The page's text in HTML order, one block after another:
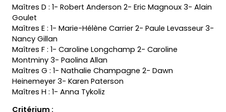
Maîtres D : 1- Robert Anderson 2- Eric Magnoux 3- Alain
Goulet
Maîtres E : 1- Marie-Hélène Carrier 2- Paule Levasseur 3-
Nancy Gillan
Maîtres F : 1- Caroline Longchamp 2- Caroline
Montminy 3- Paolina Allan
Maîtres G : 1- Nathalie Champagne 2- Dawn
Heinemeyer 3- Karen Paterson
Maîtres H : 1- Anna Tykoliz
Critérium :